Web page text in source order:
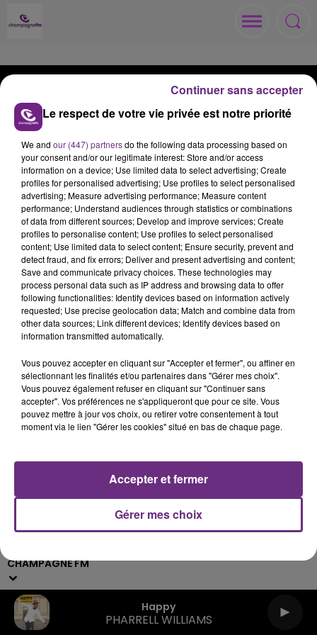
CHAMPAGNE FM
Happy
PHARRELL WILLIAMS
ACCUEIL RADIO
ACTUS
MÉDIAS
JEUX ANNONCEURS
Contacts Règlements
Recrutement
Mentions Légales
Gestion des cookies
Plan du site
Le respect de votre vie privée est notre priorité
We and our (447) partnersdo the following data processing based on
your consent and/or our legitimate interest: Store and/or access
information on a device; Use limited data to select advertising; Create
profiles for personalised advertising; Use profiles to select personalised
advertising; Measure advertising performance; Measure content
performance; Understand audiences through statistics or combinations
of data from different sources; Develop and improve services; Create
profiles to personalise content; Use profiles to select personalised
content; Use limited data to select content; Ensure security, prevent and
detect fraud, and fix errors; Deliver and present advertising and content;
Save and communicate privacy choices. These technologies may
process personal data such as IP address and browsing data to offer
following functionalities: Identify devices based on information actively
requested; Use precise geolocation data; Match and combine data from
other data sources; Link different devices; Identify devices based on
information transmitted automatically.
Vous pouvez accepter en cliquant sur "Accepter et fermer", ou affiner en
sélectionnant les finalités et/ou partenaires dans "Gérer mes choix".
Vous pouvez également refuser en cliquant sur "Continuer sans
accepter". Vos préférences ne s'appliqueront que pour ce site. Vous
pouvez mettre à jour vos choix, ou retirer votre consentement à tout
moment via le lien "Gérer les cookies" situé en bas de chaque page.
Gérer mes choix
Accepter et fermer
Continuer sans accepter